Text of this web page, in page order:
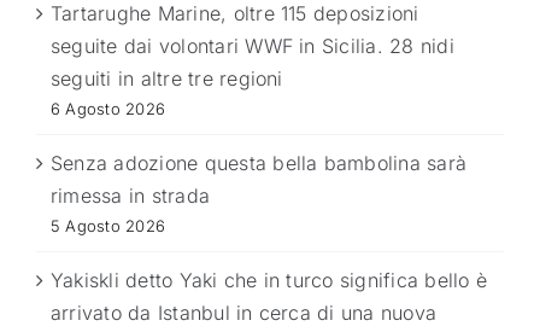
Tartarughe Marine, oltre 115 deposizioni
seguite dai volontari WWF in Sicilia. 28 nidi
seguiti in altre tre regioni
6 Agosto 2026
Senza adozione questa bella bambolina sarà
rimessa in strada
5 Agosto 2026
Yakiskli detto Yaki che in turco significa bello è
arrivato da Istanbul in cerca di una nuova